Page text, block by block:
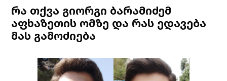
რა თქვა გიორგი ბარამიძემ
აფხაზეთის ომზე და რას ედავება
მას გამოძიება